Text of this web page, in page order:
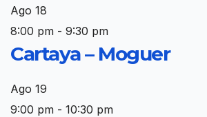
Ago 18
8:00 pm - 9:30 pm
Cartaya – Moguer
Ago 19
9:00 pm - 10:30 pm